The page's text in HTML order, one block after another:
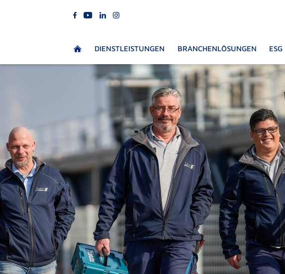
DIENSTLEISTUNGEN BRANCHENLÖSUNGEN ESG